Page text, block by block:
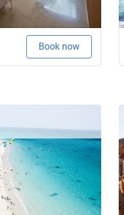
Book now